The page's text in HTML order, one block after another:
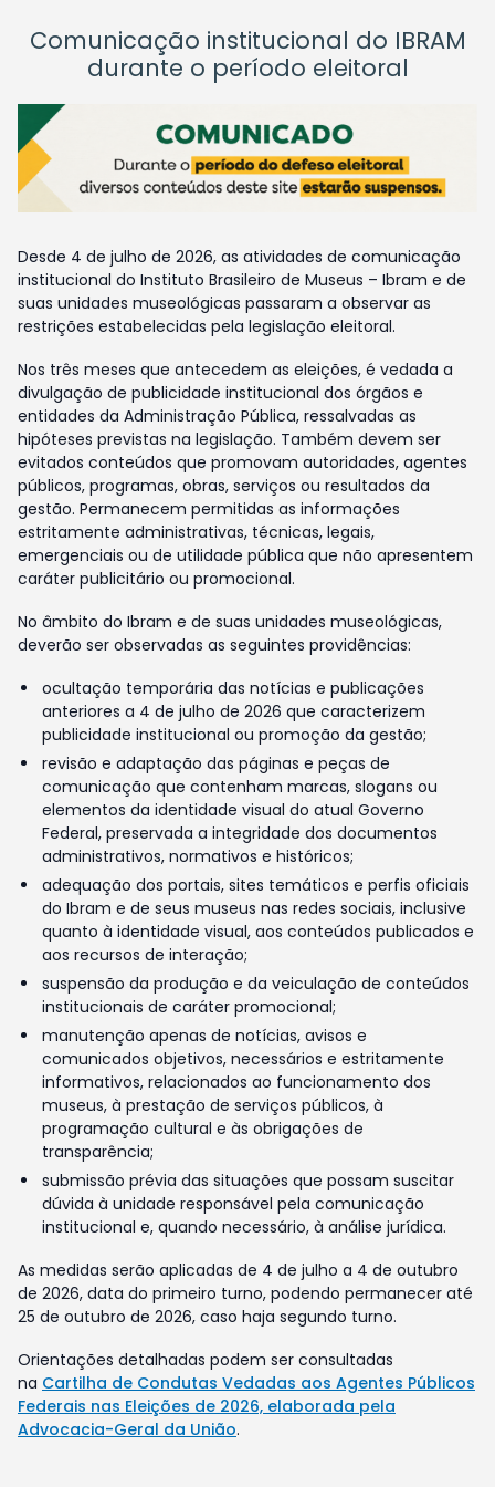
Comunicação institucional do IBRAM
durante o período eleitoral
Desde 4 de julho de 2026, as atividades de comunicação
institucional do Instituto Brasileiro de Museus – Ibram e de
suas unidades museológicas passaram a observar as
restrições estabelecidas pela legislação eleitoral.
Nos três meses que antecedem as eleições, é vedada a
divulgação de publicidade institucional dos órgãos e
entidades da Administração Pública, ressalvadas as
hipóteses previstas na legislação. Também devem ser
evitados conteúdos que promovam autoridades, agentes
públicos, programas, obras, serviços ou resultados da
gestão. Permanecem permitidas as informações
estritamente administrativas, técnicas, legais,
emergenciais ou de utilidade pública que não apresentem
caráter publicitário ou promocional.
No âmbito do Ibram e de suas unidades museológicas,
deverão ser observadas as seguintes providências:
ocultação temporária das notícias e publicações
anteriores a 4 de julho de 2026 que caracterizem
publicidade institucional ou promoção da gestão;
revisão e adaptação das páginas e peças de
comunicação que contenham marcas, slogans ou
elementos da identidade visual do atual Governo
Federal, preservada a integridade dos documentos
administrativos, normativos e históricos;
adequação dos portais, sites temáticos e perfis oficiais
do Ibram e de seus museus nas redes sociais, inclusive
quanto à identidade visual, aos conteúdos publicados e
aos recursos de interação;
suspensão da produção e da veiculação de conteúdos
institucionais de caráter promocional;
manutenção apenas de notícias, avisos e
comunicados objetivos, necessários e estritamente
informativos, relacionados ao funcionamento dos
museus, à prestação de serviços públicos, à
programação cultural e às obrigações de
transparência;
submissão prévia das situações que possam suscitar
dúvida à unidade responsável pela comunicação
institucional e, quando necessário, à análise jurídica.
As medidas serão aplicadas de 4 de julho a 4 de outubro
de 2026, data do primeiro turno, podendo permanecer até
25 de outubro de 2026, caso haja segundo turno.
Orientações detalhadas podem ser consultadas
na Cartilha de Condutas Vedadas aos Agentes Públicos
Federais nas Eleições de 2026, elaborada pela
Advocacia-Geral da União.